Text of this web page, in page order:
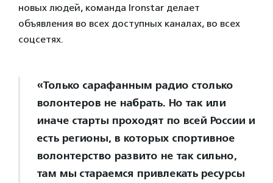
новых людей, команда Ironstar делает
объявления во всех доступных каналах, во всех
соцсетях.
«Только сарафанным радио столько
волонтеров не набрать. Но так или
иначе старты проходят по всей России и
есть регионы, в которых спортивное
волонтерство развито не так сильно,
там мы стараемся привлекать ресурсы